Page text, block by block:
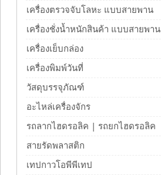
เครื่องตรวจจับโลหะ แบบสายพาน
เครื่องชั่งน้ำหนักสินค้า แบบสายพาน
เครื่องเย็บกล่อง
เครื่องพิมพ์วันที่
วัสดุบรรจุภัณฑ์
อะไหล่เครื่องจักร
รถลากไฮดรอลิค | รถยกไฮดรอลิค
สายรัดพลาสติก
เทปกาวโอพีพีเทป